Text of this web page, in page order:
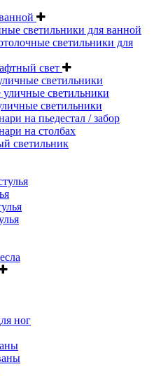
светильники для ванной
светильники для
свет
светильники
светильники
светильники
на пьедестал / забор
на столбах
светильник
ног